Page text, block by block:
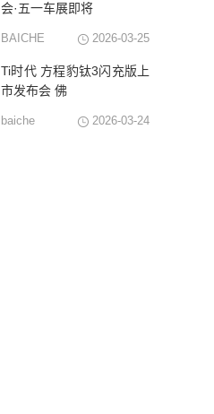
会·五一车展即将
BAICHE 2026-03-25
Ti时代 方程豹钛3闪充版上
市发布会 佛
baiche 2026-03-24